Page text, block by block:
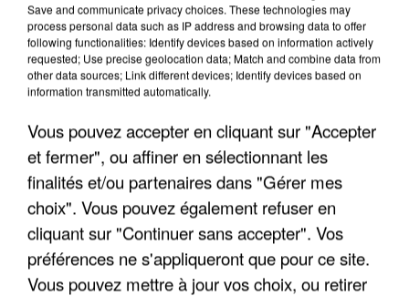
4 août 2026
Le gouvernement et l’Ademe publient une carte
interactive des lieux...
Les habitants peuvent partager les points frais
près de chez eux.
Save and communicate privacy choices. These technologies may
process personal data such as IP address and browsing data to offer
following functionalities: Identify devices based on information actively
requested; Use precise geolocation data; Match and combine data from
other data sources; Link different devices; Identify devices based on
information transmitted automatically.
Vous pouvez accepter en cliquant sur "Accepter
et fermer", ou affiner en sélectionnant les
finalités et/ou partenaires dans "Gérer mes
choix". Vous pouvez également refuser en
cliquant sur "Continuer sans accepter". Vos
préférences ne s'appliqueront que pour ce site.
Vous pouvez mettre à jour vos choix, ou retirer